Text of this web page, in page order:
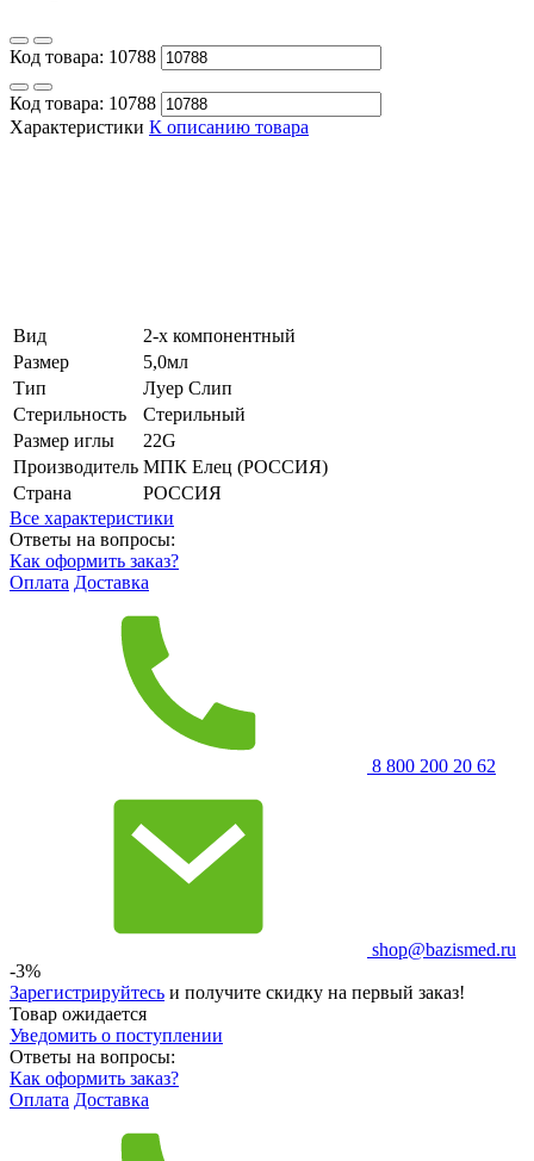
Код товара: 10788
Код товара: 10788
Характеристики К описанию товара
Вид
2-х компонентный
Размер
5,0мл
Тип
Луер Слип
Стерильность
Стерильный
Размер иглы
22G
Производитель МПК Елец (РОССИЯ)
Страна
РОССИЯ
Все характеристики
Ответы на вопросы:
Как оформить заказ?
Оплата Доставка
8 800 200 20 62
shop@bazismed.ru
-3%
Зарегистрируйтесь и получите скидку на первый заказ!
Товар ожидается
Уведомить о поступлении
Ответы на вопросы:
Как оформить заказ?
Оплата Доставка